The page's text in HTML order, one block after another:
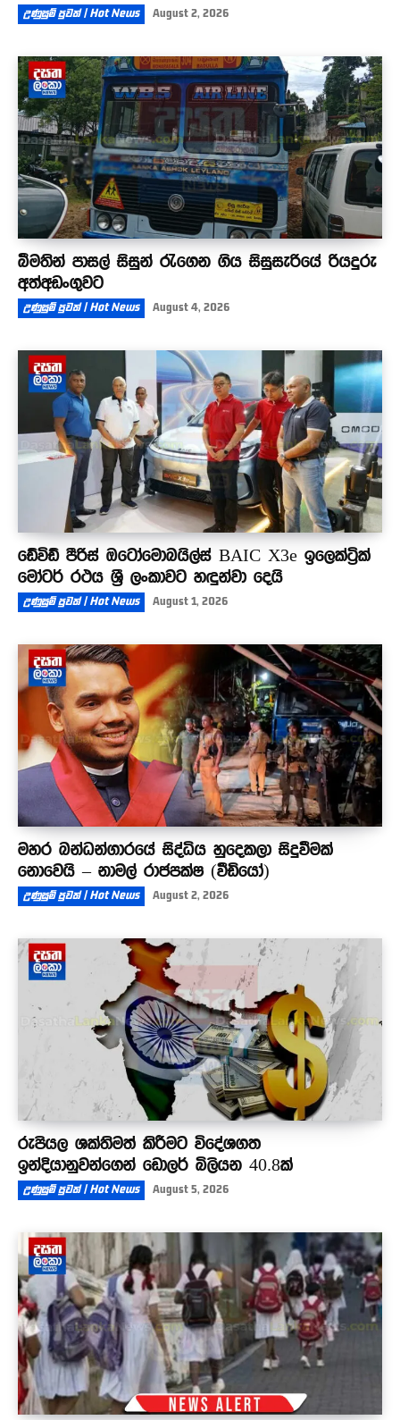
උණුසුම් පුවත් | Hot News August 2, 2026
බීමතින් පාසල් සිසුන් රැගෙන ගිය සිසුසැරියේ රියදුරු
අත්අඩංගුවට
උණුසුම් පුවත් | Hot News August 4, 2026
ඩේවිඩ් පීරිස් ඔටෝමොබයිල්ස් BAIC X3e ඉලෙක්ට්‍රික්
මෝටර් රථය ශ්‍රී ලංකාවට හඳුන්වා දෙයි
උණුසුම් පුවත් | Hot News August 1, 2026
මහර බන්ධන්ගාරයේ සිද්ධිය හුදෙකලා සිදුවීමක්
නොවෙයි – නාමල් රාජපක්ෂ (වීඩියෝ)
උණුසුම් පුවත් | Hot News August 2, 2026
රුපියල ශක්තිමත් කිරීමට විදේශගත
ඉන්දියානුවන්ගෙන් ඩොලර් බිලියන 40.8ක්
උණුසුම් පුවත් | Hot News August 5, 2026